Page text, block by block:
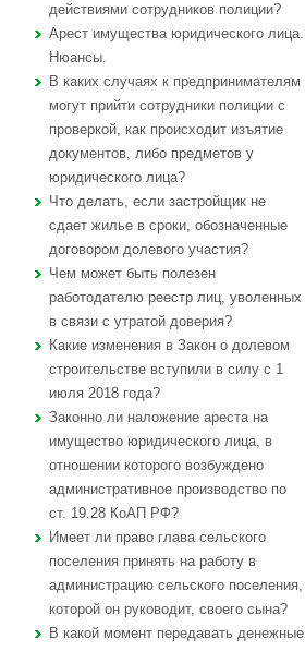
действиями сотрудников полиции?
Арест имущества юридического лица.
Нюансы.
В каких случаях к предпринимателям
могут прийти сотрудники полиции с
проверкой, как происходит изъятие
документов, либо предметов у
юридического лица?
Что делать, если застройщик не
сдает жилье в сроки, обозначенные
договором долевого участия?
Чем может быть полезен
работодателю реестр лиц, уволенных
в связи с утратой доверия?
Какие изменения в Закон о долевом
строительстве вступили в силу с 1
июля 2018 года?
Законно ли наложение ареста на
имущество юридического лица, в
отношении которого возбуждено
административное производство по
ст. 19.28 КоАП РФ?
Имеет ли право глава сельского
поселения принять на работу в
администрацию сельского поселения,
которой он руководит, своего сына?
В какой момент передавать денежные